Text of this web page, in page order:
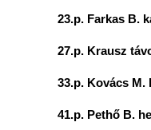
23.p. Farkas B.
27.p. Krausz
33.p. Kovács
41.p. Pethő B.